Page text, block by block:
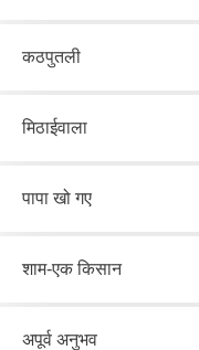
कठपुतली
मिठाईवाला
पापा खो गए
शाम-एक किसान
अपूर्व अनुभव